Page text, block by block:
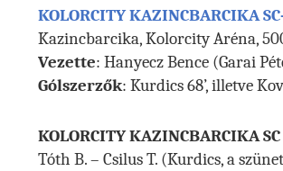
KOLORCITY KAZINCBARCIKA
Kazincbarcika, Kolorcity Aréna,
Vezette: Hanyecz Bence (Garai
Gólszerzők: Kurdics 68’, illetve
KOLORCITY KAZINCBARCIKA SC
Tóth B. – Csilus T. (Kurdics, a